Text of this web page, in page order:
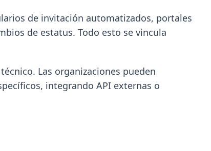
de invitación automatizados, portales
de estatus. Todo esto se vincula
Las organizaciones pueden
integrando API externas o